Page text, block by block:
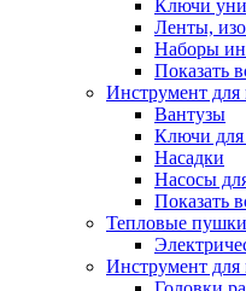
Ключи
Ленты,
Наборы
Показать
Инструмент для
Вантузы
Ключи для
Насадки
Насосы
Показать
Тепловые пушки
Инструмент для